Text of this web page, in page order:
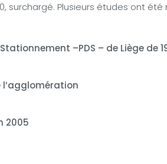
surchargé. Plusieurs études ont
–PDS – de Liège de
l’agglomération
2005